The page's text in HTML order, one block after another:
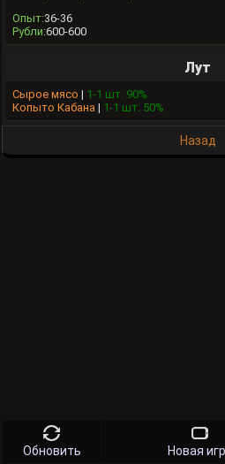
Опыт:36-36
Рубли:600-600
Лут
Сырое мясо | 1-1 шт. 90%
Копыто Кабана | 1-1 шт. 50%
Назад
Обновить Новая